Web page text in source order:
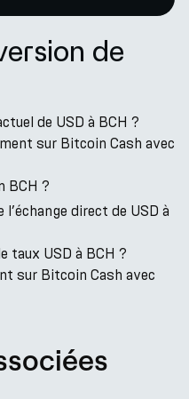
de
de USD à BCH ?
sur Bitcoin Cash avec
BCH ?
direct de USD à
taux USD à BCH ?
sur Bitcoin Cash avec